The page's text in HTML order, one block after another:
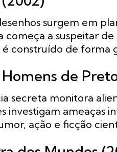
surgem em
começa a suspeitar
é construído de forma
de
secreta monitora
investigam ameaças
ação e ficção